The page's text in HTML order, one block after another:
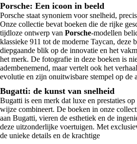
Porsche: Een icoon in beeld
Porsche staat synoniem voor snelheid,
Onze collectie bevat boeken die de rijke
tijdloze ontwerp van Porsche-modellen
klassieke 911 tot de moderne Taycan, deze
diepgaande blik op de innovatie en het
het merk. De fotografie in deze boeken is
adembenemend, maar vertelt ook het
evolutie en zijn onuitwisbare stempel op de
Bugatti: de kunst van snelheid
Bugatti is een merk dat luxe en prestaties op
wijze combineert. De boeken in onze
aan Bugatti, vieren de esthetiek en de
deze uitzonderlijke voertuigen. Met
de unieke details en de krachtige